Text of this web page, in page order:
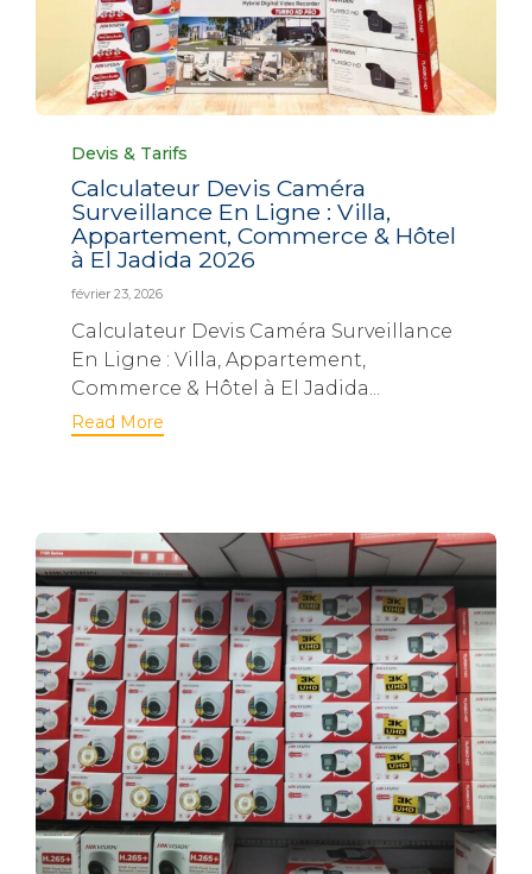
Category
Devis & Tarifs
Calculateur Devis Caméra
Surveillance En Ligne : Villa,
Appartement, Commerce & Hôtel
à El Jadida 2026
février 23, 2026
Calculateur Devis Caméra Surveillance
En Ligne : Villa, Appartement,
Commerce & Hôtel à El Jadida...
Read More